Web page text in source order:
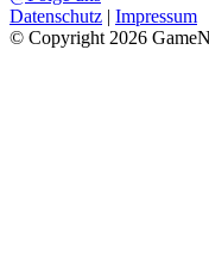
Datenschutz | Impressum
© Copyright 2026